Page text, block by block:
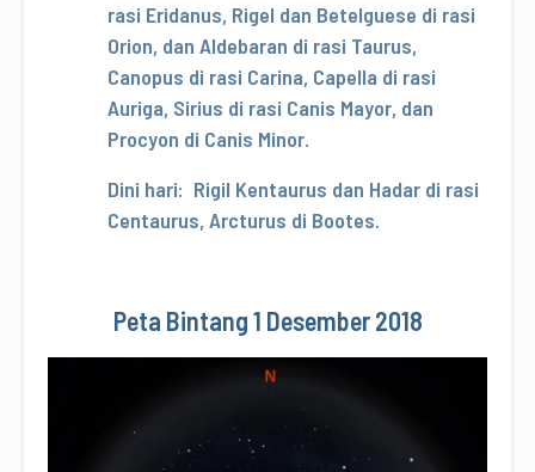
rasi Eridanus, Rigel dan Betelguese di rasi
Orion, dan Aldebaran di rasi Taurus,
Canopus di rasi Carina, Capella di rasi
Auriga, Sirius di rasi Canis Mayor, dan
Procyon di Canis Minor.
Dini hari: Rigil Kentaurus dan Hadar di rasi
Centaurus, Arcturus di Bootes.
Peta Bintang 1 Desember 2018